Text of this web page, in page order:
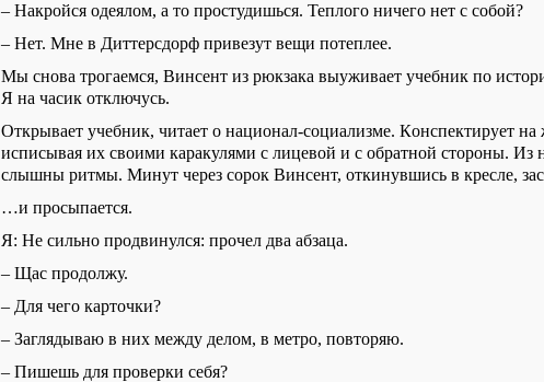
– Накройся одеялом, а то простудишься. Теплого ничего нет с собой?
– Нет. Мне в Диттерсдорф привезут вещи потеплее.
Мы снова трогаемся, Винсент из рюкзака выуживает учебник по
Я на часик отключусь.
Открывает учебник, читает о национал-социализме. Конспектирует на
исписывая их своими каракулями с лицевой и с обратной стороны. Из
слышны ритмы. Минут через сорок Винсент, откинувшись в кресле,
…и просыпается.
Я: Не сильно продвинулся: прочел два абзаца.
– Щас продолжу.
– Для чего карточки?
– Заглядываю в них между делом, в метро, повторяю.
– Пишешь для проверки себя?